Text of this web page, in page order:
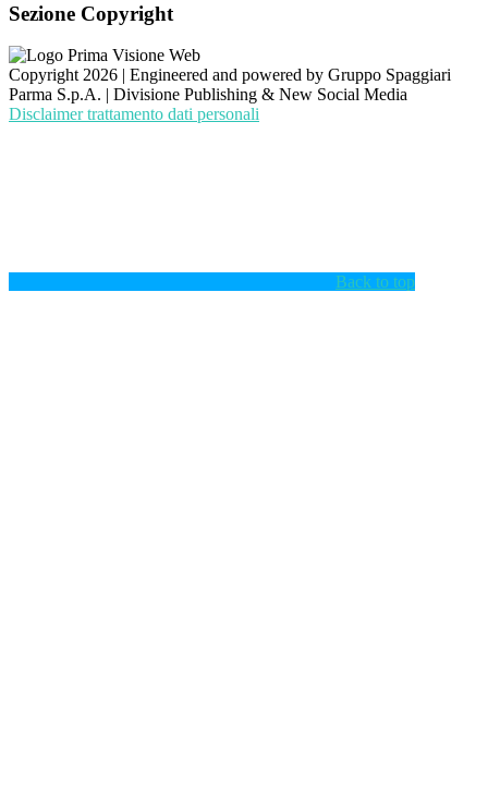
Sezione Copyright
Copyright 2026 | Engineered and powered by Gruppo Spaggiari
Parma S.p.A. | Divisione Publishing & New Social Media
Disclaimer trattamento dati personali
Back to top